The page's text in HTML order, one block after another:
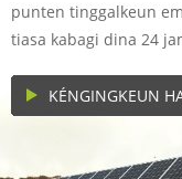
punten tinggalkeun
tiasa kabagi dina 24
KÉNGINGKEUN